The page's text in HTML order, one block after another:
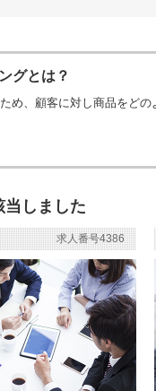
グとは？
め、顧客に対し商品をど
当しました
求人番号4386